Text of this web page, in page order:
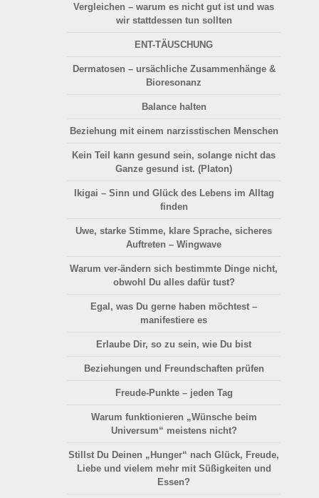
Vergleichen – warum es nicht gut ist und was
wir stattdessen tun sollten
ENT-TÄUSCHUNG
Dermatosen – ursächliche Zusammenhänge &
Bioresonanz
Balance halten
Beziehung mit einem narzisstischen Menschen
Kein Teil kann gesund sein, solange nicht das
Ganze gesund ist. (Platon)
Ikigai – Sinn und Glückdes Lebens im Alltag
finden
Uwe, starke Stimme, klare Sprache, sicheres
Auftreten – Wingwave
Warum ver-ändern sich bestimmte Dinge nicht,
obwohl Du alles dafür tust?
Egal, was Du gerne haben möchtest –
manifestiere es
Erlaube Dir, so zu sein, wie Du bist
Beziehungen und Freundschaften prüfen
Freude-Punkte – jeden Tag
Warum funktionieren „Wünsche beim
Universum“ meistens nicht?
Stillst Du Deinen „Hunger“ nach Glück, Freude,
Liebe und vielem mehr mit Süßigkeiten und
Essen?